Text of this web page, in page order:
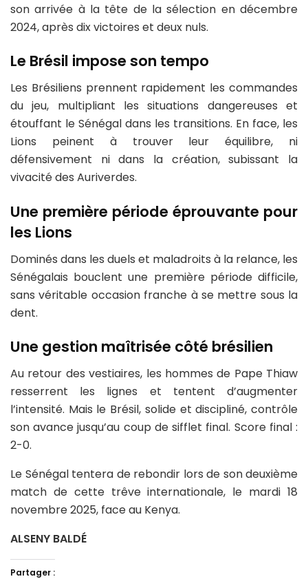
son arrivée à la tête de la sélection en décembre
2024, après dix victoires et deux nuls.
Le Brésil impose son tempo
Les Brésiliens prennent rapidement les commandes
du jeu, multipliant les situations dangereuses et
étouffant le Sénégal dans les transitions. En face, les
Lions peinent à trouver leur équilibre, ni
défensivement ni dans la création, subissant la
vivacité des Auriverdes.
Une première période éprouvante pour
les Lions
Dominés dans les duels et maladroits à la relance, les
Sénégalais bouclent une première période difficile,
sans véritable occasion franche à se mettre sous la
dent.
Une gestion maîtrisée côté brésilien
Au retour des vestiaires, les hommes de Pape Thiaw
resserrent les lignes et tentent d’augmenter
l’intensité. Mais le Brésil, solide et discipliné, contrôle
son avance jusqu’au coup de sifflet final. Score final :
2-0.
Le Sénégal tentera de rebondir lors de son deuxième
match de cette trêve internationale, le mardi 18
novembre 2025, face au Kenya.
ALSENY BALDÉ
Partager :